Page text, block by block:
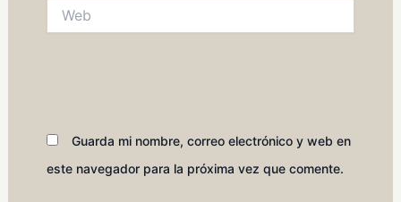
Guarda mi nombre, correo electrónico y web en
este navegador para la próxima vez que comente.